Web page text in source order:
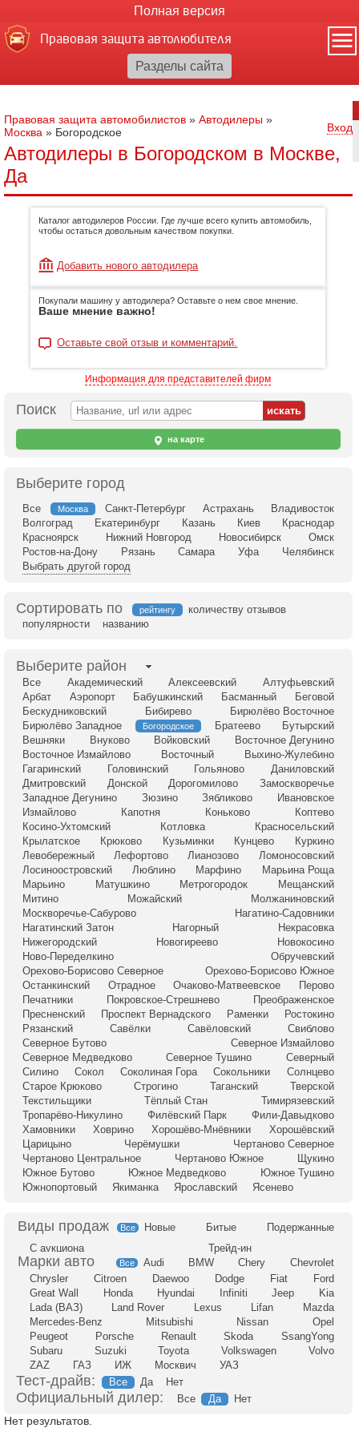
Полная версия
Правовая защита автолюбителя
Правовая защита автомобилистов » Автодилеры »
Москва » Богородское Вход
Автодилеры в Богородском в Москве,
Да
Каталог автодилеров России. Где лучше всего купить автомобиль,
чтобы остаться довольным качеством покупки.
Добавить нового автодилера
Покупали машину у автодилера? Оставьте о нем свое мнение.
Ваше мнение важно!
Оставьте свой отзыв и комментарий.
Информация для представителей фирм
Поиск
на карте
Выберите город
Все Москва Санкт-Петербург Астрахань
Владивосток
Волгоград
Екатеринбург Казань Киев
Краснодар
Красноярск
Нижний Новгород Новосибирск
Омск
Ростов-на-Дону
Рязань Самара Уфа
Челябинск
Выбрать другой город
Сортировать по рейтингу
количеству отзывов
популярности
названию
Выберите район
Все Академический Алексеевский
Алтуфьевский
Арбат
Аэропорт Бабушкинский Басманный
Беговой
Бескудниковский
Бибирево
Бирюлёво Восточное
Бирюлёво Западное
Богородское Братеево
Бутырский
Вешняки
Внуково Войковский
Восточное Дегунино
Восточное Измайлово
Восточный
Выхино-Жулебино
Гагаринский
Головинский Гольяново
Даниловский
Дмитровский
Донской Дорогомилово
Замоскворечье
Западное Дегунино
Зюзино Зябликово
Ивановское
Измайлово
Капотня Коньково
Коптево
Косино-Ухтомский
Котловка
Красносельский
Крылатское
Крюково Кузьминки Кунцево
Куркино
Левобережный
Лефортово Лианозово
Ломоносовский
Лосиноостровский
Люблино Марфино
Марьина Роща
Марьино
Матушкино Метрогородок
Мещанский
Митино
Можайский
Молжаниновский
Москворечье-Сабурово
Нагатино-Садовники
Нагатинский Затон
Нагорный
Некрасовка
Нижегородский
Новогиреево
Новокосино
Ново-Переделкино
Обручевский
Орехово-Борисово Северное
Орехово-Борисово Южное
Останкинский
Отрадное Очаково-Матвеевское
Перово
Печатники
Покровское-Стрешнево
Преображенское
Пресненский
Проспект Вернадского Раменки
Ростокино
Рязанский
Савёлки Савёловский
Свиблово
Северное Бутово
Северное Измайлово
Северное Медведково
Северное Тушино
Северный
Силино
Сокол Соколиная Гора Сокольники
Солнцево
Старое Крюково
Строгино Таганский
Тверской
Текстильщики
Тёплый Стан
Тимирязевский
Тропарёво-Никулино
Филёвский Парк
Фили-Давыдково
Хамовники
Ховрино Хорошёво-Мнёвники
Хорошёвский
Царицыно
Черёмушки
Чертаново Северное
Чертаново Центральное
Чертаново Южное
Щукино
Южное Бутово
Южное Медведково
Южное Тушино
Южнопортовый
Якиманка Ярославский Ясенево
Все Новые Битые
Подержанные
С аукциона
Трейд-ин
Все Audi BMW Chery
Chevrolet
Chrysler
Citroen Daewoo Dodge Fiat
Ford
Great Wall
Honda Hyundai Infiniti Jeep
Kia
Lada (ВАЗ)
Land Rover Lexus Lifan
Mazda
Mercedes-Benz
Mitsubishi Nissan
Opel
Peugeot
Porsche Renault Skoda
SsangYong
Subaru
Suzuki Toyota Volkswagen
Volvo
ZAZ
ГАЗ ИЖ Москвич УАЗ
Тест-драйв: Все Да Нет
Официальный дилер: Все Да Нет
Нет результатов.